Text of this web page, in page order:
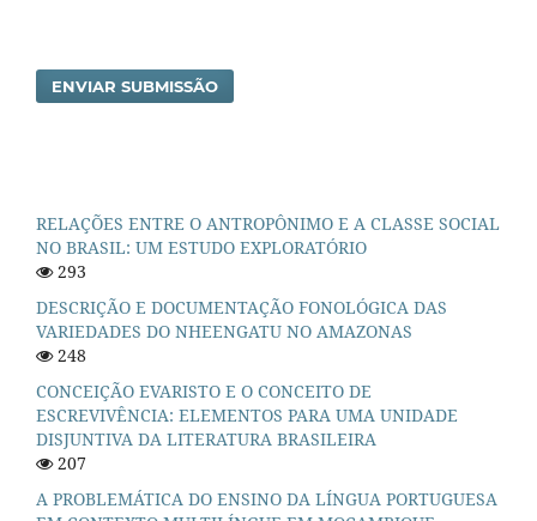
ENVIAR SUBMISSÃO
RELAÇÕES ENTRE O ANTROPÔNIMO E A CLASSE SOCIAL
NO BRASIL: UM ESTUDO EXPLORATÓRIO
293
DESCRIÇÃO E DOCUMENTAÇÃO FONOLÓGICA DAS
VARIEDADES DO NHEENGATU NO AMAZONAS
248
CONCEIÇÃO EVARISTO E O CONCEITO DE
ESCREVIVÊNCIA: ELEMENTOS PARA UMA UNIDADE
DISJUNTIVA DA LITERATURA BRASILEIRA
207
A PROBLEMÁTICA DO ENSINO DA LÍNGUA PORTUGUESA